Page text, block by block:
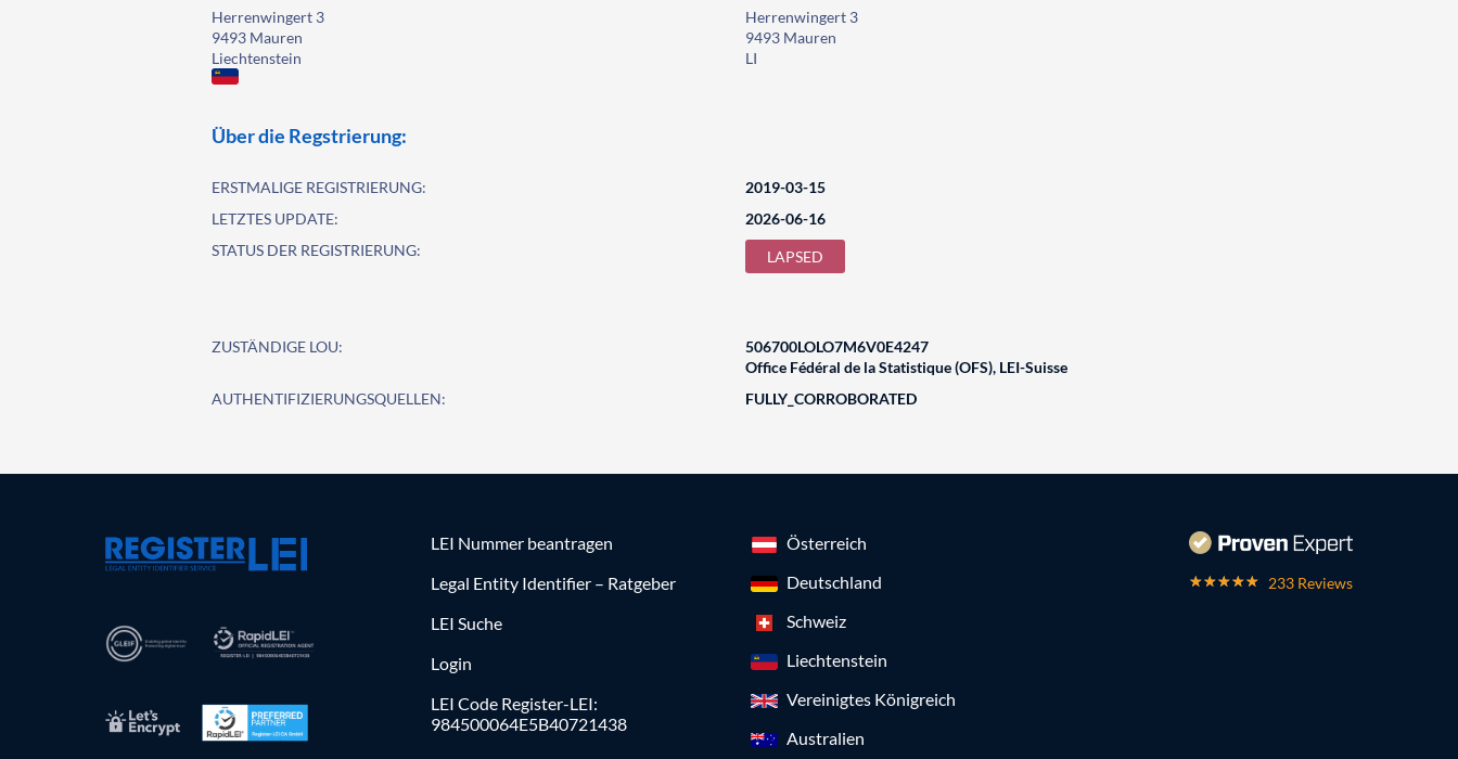
Herrenwingert 3
9493 Mauren
Liechtenstein
Herrenwingert 3
9493 Mauren
LI
Über die Regstrierung:
ERSTMALIGE REGISTRIERUNG:
2019-03-15
LETZTES UPDATE:
2026-06-16
STATUS DER REGISTRIERUNG:
LAPSED
ZUSTÄNDIGE LOU:
506700LOLO7M6V0E4247
Office Fédéral de la Statistique (OFS), LEI-Suisse
AUTHENTIFIZIERUNGSQUELLEN:
FULLY_CORROBORATED
LEI Nummer beantragen
Legal Entity Identifier – Ratgeber
LEI Suche
Login
LEI Code Register-LEI:
984500064E5B40721438
Österreich
Deutschland
Schweiz
Liechtenstein
Vereinigtes Königreich
Australien
233 Reviews